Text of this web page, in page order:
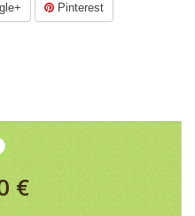
Pinterest
€